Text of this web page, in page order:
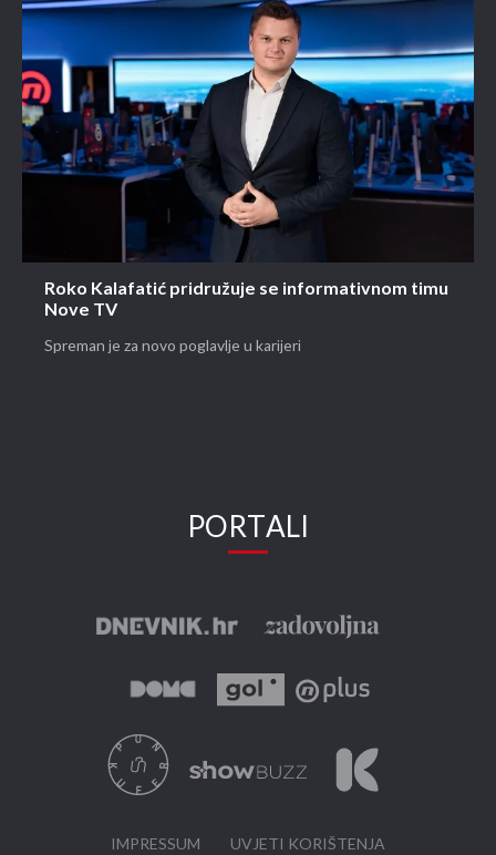
Roko Kalafatić pridružuje se informativnom timu
Nove TV
Spreman je za novo poglavlje u karijeri
PORTALI
IMPRESSUM UVJETI KORIŠTENJA